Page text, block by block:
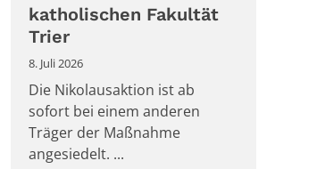
katholischen Fakultät
Trier
8. Juli 2026
Die Nikolausaktion ist ab
sofort bei einem anderen
Träger der Maßnahme
angesiedelt. ...